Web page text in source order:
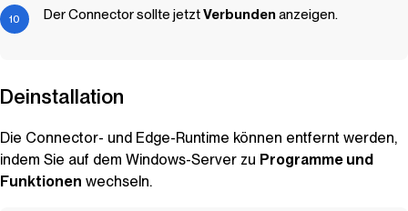
Der Connector sollte jetztVerbundenanzeigen.
Deinstallation
Die Connector- und Edge-Runtime können entfernt werden,
indem Sie auf dem Windows-Server zu Programme und
Funktionen wechseln.